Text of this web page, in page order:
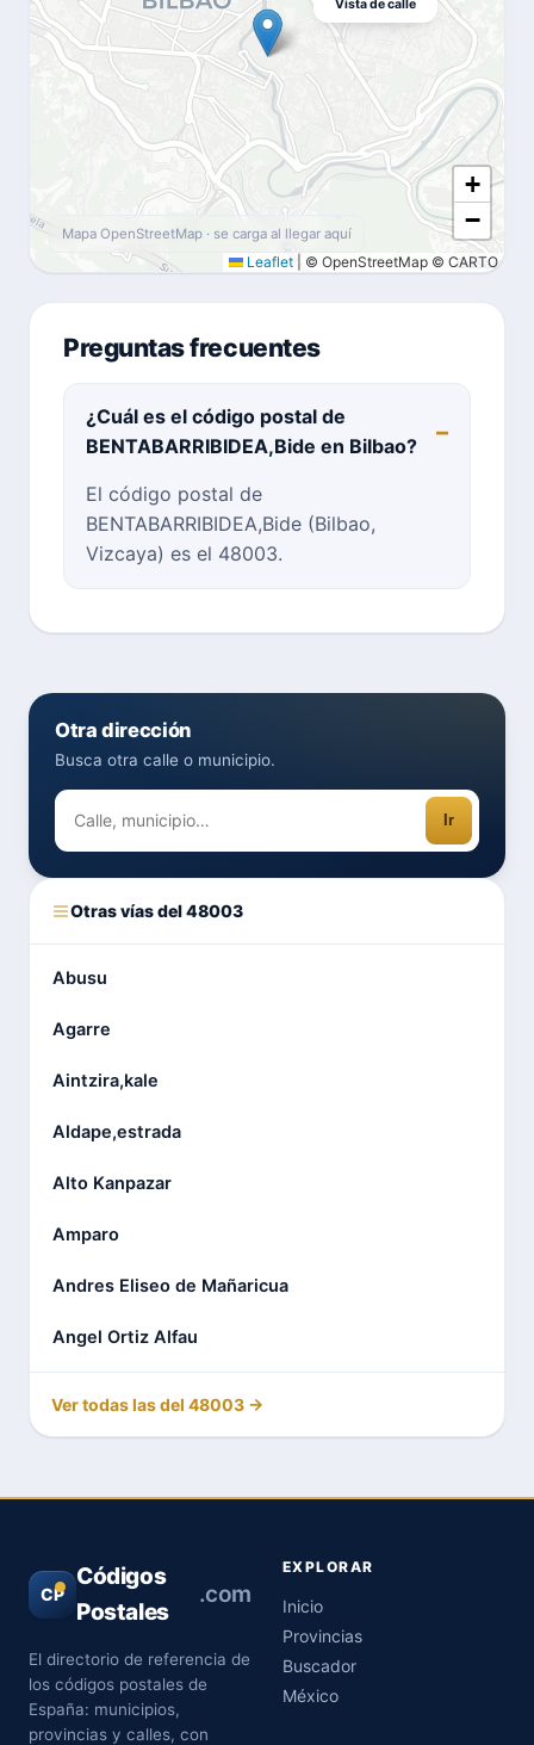
+
−
Leaflet © OpenStreetMap © CARTO
Vista de calle
Mapa OpenStreetMap · se carga al llegar aquí
Preguntas frecuentes
¿Cuál es el código postal de
BENTABARRIBIDEA,Bide en Bilbao?
El código postal de
BENTABARRIBIDEA,Bide (Bilbao,
Vizcaya) es el 48003.
Otra dirección
Busca otra calle o municipio.
Ir
Otras vías del 48003
Abusu
Agarre
Aintzira,kale
Aldape,estrada
Alto Kanpazar
Amparo
Andres Eliseo de Mañaricua
Angel Ortiz Alfau
Ver todas las del 48003 →
CP
Códigos
Postales
.com
El directorio de referencia de
los códigos postales de
España: municipios,
provincias y calles, con
EXPLORAR
Inicio
Provincias
Buscador
México